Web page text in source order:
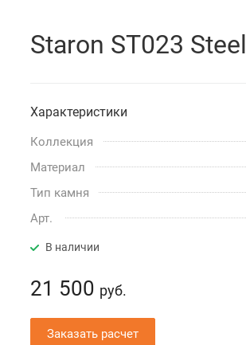
Staron ST023 Steel
Характеристики
Коллекция
Материал
Тип камня
Арт.
В наличии
21 500 руб.
Заказать расчет